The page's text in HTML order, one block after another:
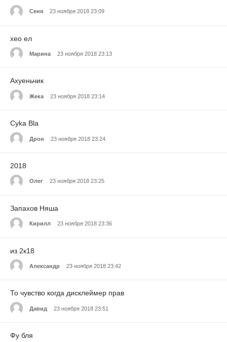
Сеня 23 ноября 2018 23:09
хео ел
Марина 23 ноября 2018 23:13
Ахуеньчик
Жека 23 ноября 2018 23:14
Сyka Bla
Дрон 23 ноября 2018 23:24
2018
Олег 23 ноября 2018 23:25
Запахов Няша
Кирилл 23 ноября 2018 23:36
из 2к18
Александр 23 ноября 2018 23:42
То чувство когда дисклеймер прав
Давид 23 ноября 2018 23:51
Фу бля